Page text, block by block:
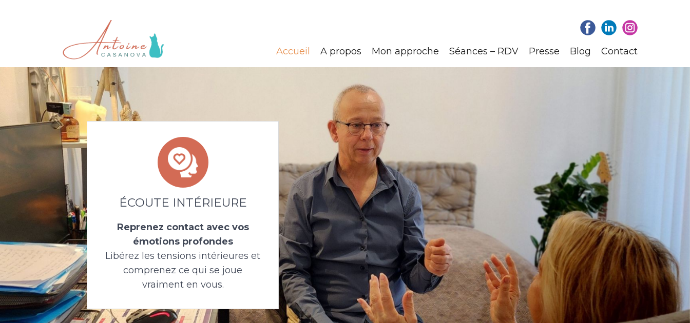
Accueil A propos Mon approche Séances – RDV Presse Blog Contact
ÉCOUTE INTÉRIEURE
Reprenez contact avec vos
émotions profondes
Libérez les tensions intérieures et
comprenez ce qui se joue
vraiment en vous.